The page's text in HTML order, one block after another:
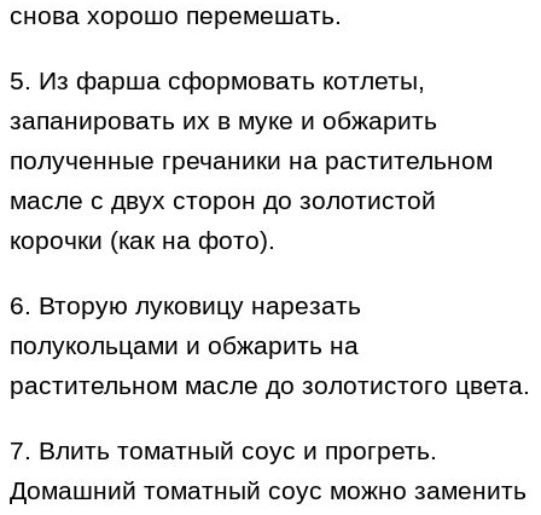
снова хорошо перемешать.
5. Из фарша сформовать котлеты,
запанировать их в муке и обжарить
полученные гречаники на растительном
масле с двух сторон до золотистой
корочки (как на фото).
6. Вторую луковицу нарезать
полукольцами и обжарить на
растительном масле до золотистого цвета.
7. Влить томатный соус и прогреть.
Домашний томатный соус можно заменить